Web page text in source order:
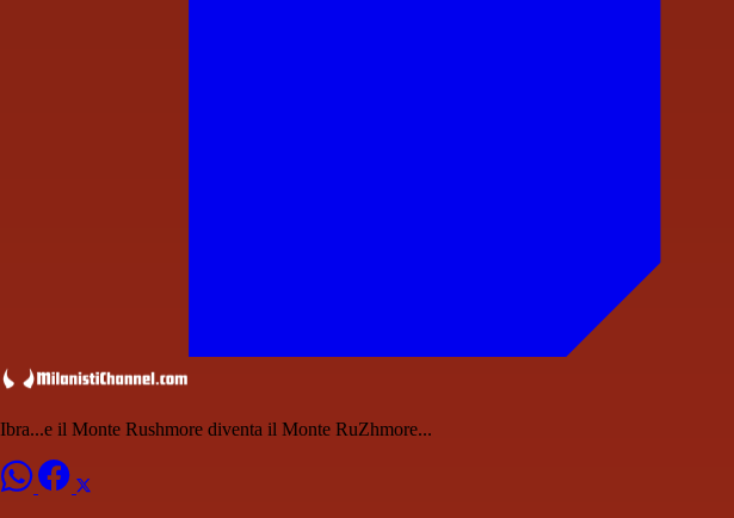
Ibra...e il Monte Rushmore diventa il Monte RuZhmore...